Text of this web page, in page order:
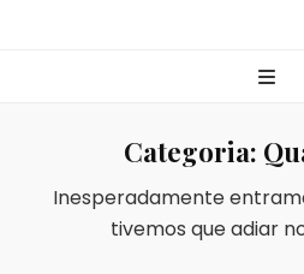
Categoria:
Inesperadamente
tivemos que adiar